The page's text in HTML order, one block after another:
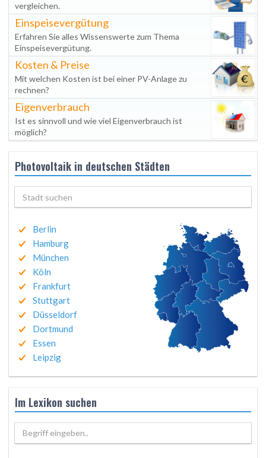
vergleichen.
Einspeisevergütung
Erfahren Sie alles Wissenswerte zum Thema
Einspeisevergütung.
Kosten & Preise
Mit welchen Kosten ist bei einer PV-Anlage zu
rechnen?
Eigenverbrauch
Ist es sinnvoll und wie viel Eigenverbrauch ist
möglich?
Photovoltaik in deutschen Städten
Berlin
Hamburg
München
Köln
Frankfurt
Stuttgart
Düsseldorf
Dortmund
Essen
Leipzig
Im Lexikon suchen
Begriff eingeben..